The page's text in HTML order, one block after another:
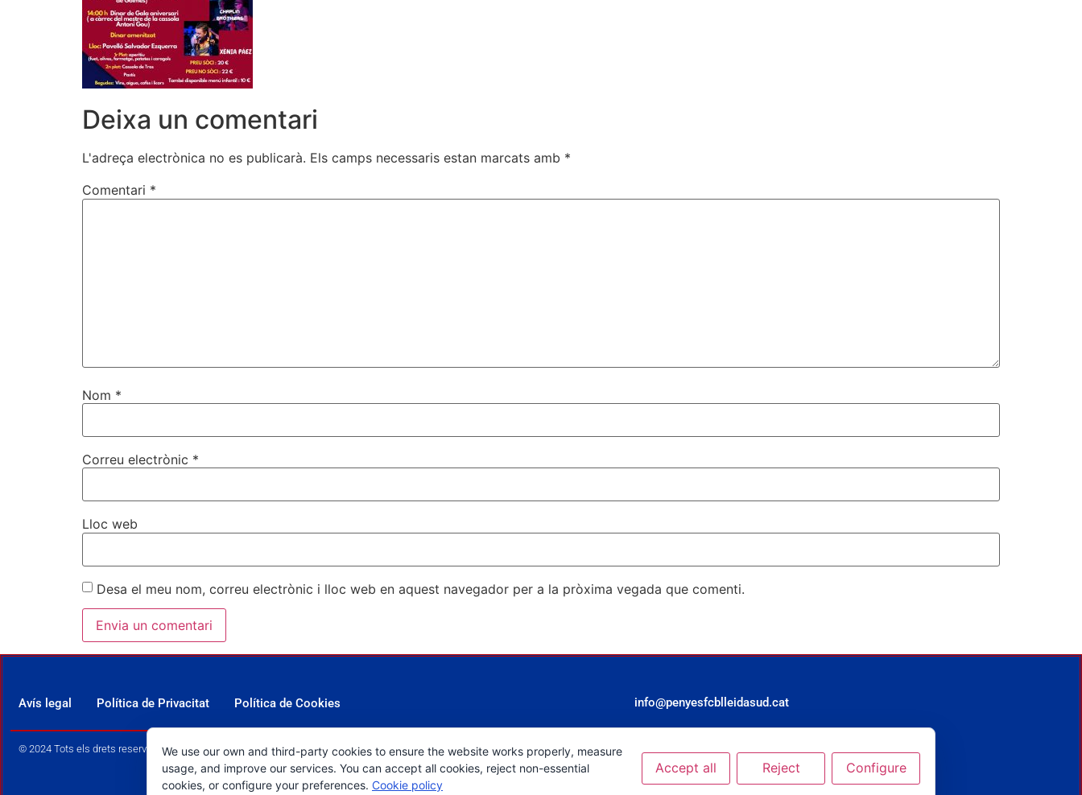
Deixa un comentari
L'adreça electrònica no es publicarà. Els camps necessaris estan marcats amb *
Comentari *
Nom *
Correu electrònic *
Lloc web
Desa el meu nom, correu electrònic i lloc web en aquest navegador per a la pròxima vegada que comenti.
Avís legal Política de Privacitat Política de Cookies info@penyesfcblleidasud.cat
© 2024 Tots els drets reservats.We use our own and third-party cookies to ensure the website works properly, measure
usage, and improve our services. You can accept all cookies, reject non-essential
cookies, or configure your preferences. Cookie policy
Accept all Reject Configure